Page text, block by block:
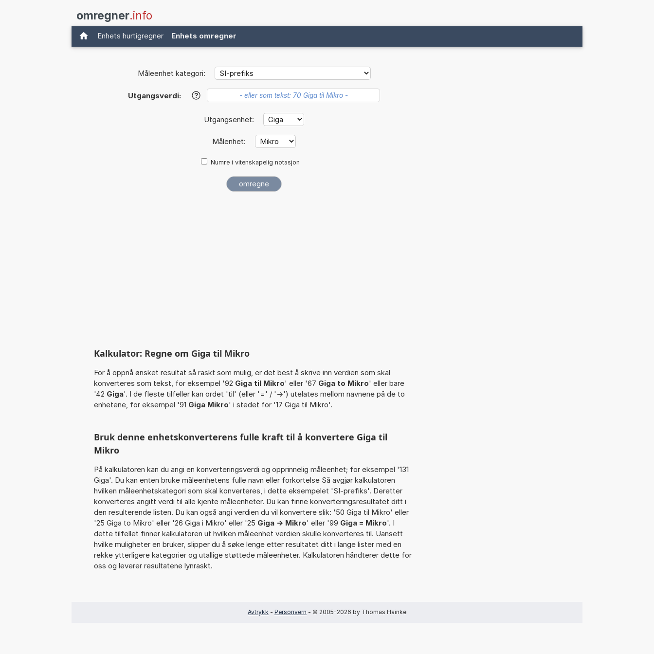
omregner.info
Enhets hurtigregner Enhets omregner
Måleenhet kategori:
Utgangsverdi: ?
Utgangsenhet:
Målenhet:
Numre i vitenskapelig notasjon
Kalkulator: Regne om Giga til Mikro
For å oppnå ønsket resultat så raskt som mulig, er det best å skrive inn verdien som skal
konverteres som tekst, for eksempel '92 Giga til Mikro' eller '67 Giga to Mikro' eller bare
'42 Giga'. I de fleste tilfeller kan ordet 'til' (eller '=' / '->') utelates mellom navnene på de to
enhetene, for eksempel '91 Giga Mikro' i stedet for '17 Giga til Mikro'.
Bruk denne enhetskonverterens fulle kraft til å konvertere Giga til
Mikro
På kalkulatoren kan du angi en konverteringsverdi og opprinnelig måleenhet; for eksempel '131
Giga'. Du kan enten bruke måleenhetens fulle navn eller forkortelse Så avgjør kalkulatoren
hvilken måleenhetskategori som skal konverteres, i dette eksempelet 'SI-prefiks'. Deretter
konverteres angitt verdi til alle kjente måleenheter. Du kan finne konverteringsresultatet ditt i
den resulterende listen. Du kan også angi verdien du vil konvertere slik: '50 Giga til Mikro' eller
'25 Giga to Mikro' eller '26 Giga i Mikro' eller '25 Giga -> Mikro' eller '99 Giga = Mikro'. I
dette tilfellet finner kalkulatoren ut hvilken måleenhet verdien skulle konverteres til. Uansett
hvilke muligheter en bruker, slipper du å søke lenge etter resultatet ditt i lange lister med en
rekke ytterligere kategorier og utallige støttede måleenheter. Kalkulatoren håndterer dette for
oss og leverer resultatene lynraskt.
Avtrykk - Personvern - © 2005-2026 by Thomas Hainke